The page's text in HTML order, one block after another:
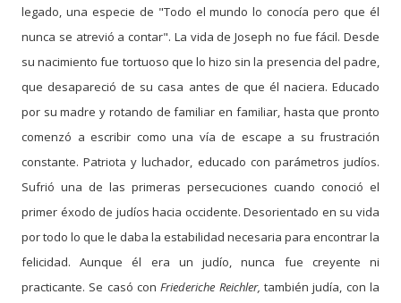
legado, una especie de "Todo el mundo lo conocía pero que él
nunca se atrevió a contar". La vida de Joseph no fue fácil. Desde
su nacimiento fue tortuoso que lo hizo sin la presencia del padre,
que desapareció de su casa antes de que él naciera. Educado
por su madre y rotando de familiar en familiar, hasta que pronto
comenzó a escribir como una vía de escape a su frustración
constante. Patriota y luchador, educado con parámetros judíos.
Sufrió una de las primeras persecuciones cuando conoció el
primer éxodo de judíos hacia occidente. Desorientado en su vida
por todo lo que le daba la estabilidad necesaria para encontrar la
felicidad. Aunque él era un judío, nunca fue creyenteni
practicante. Se casó conFriederiche Reichler, también judía, con la